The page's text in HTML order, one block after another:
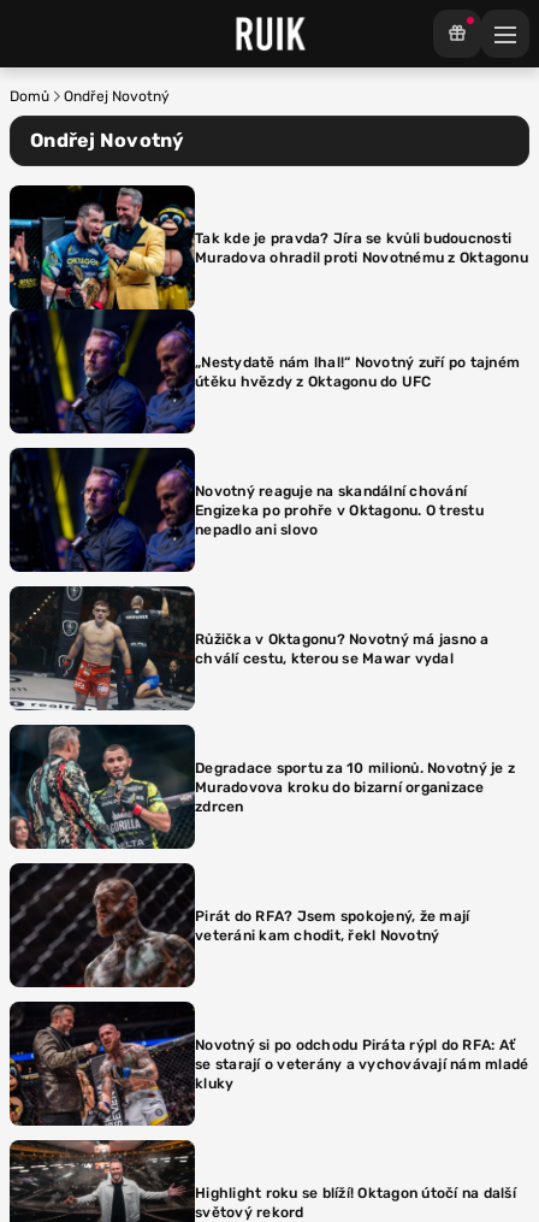
Domů Ondřej Novotný
Ondřej Novotný
Tak kde je pravda? Jíra se kvůli budoucnosti
Muradova ohradil proti Novotnému z Oktagonu
„Nestydatě nám lhal!“ Novotný zuří po tajném
útěku hvězdy z Oktagonu do UFC
Novotný reaguje na skandální chování
Engizeka po prohře v Oktagonu. O trestu
nepadlo ani slovo
Růžička v Oktagonu? Novotný má jasno a
chválí cestu, kterou se Mawar vydal
Degradace sportu za 10 milionů. Novotný je z
Muradovova kroku do bizarní organizace
zdrcen
Pirát do RFA? Jsem spokojený, že mají
veteráni kam chodit, řekl Novotný
Novotný si po odchodu Piráta rýpl do RFA: Ať
se starají o veterány a vychovávají nám mladé
kluky
Highlight roku se blíží! Oktagon útočí na další
světový rekord